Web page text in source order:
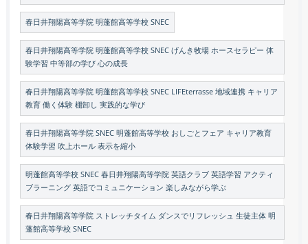
春日井翔陽高等学院 明蓬館高等学校 SNEC
春日井翔陽高等学院 明蓬館高等学校 SNEC げんき牧場 ホースセラピー 体
験学習 中等部の学び 心の成長
春日井翔陽高等学院 明蓬館高等学校 SNEC LIFEterrasse 地域連携 キャリア
教育 働く体験 棚卸し 実践的な学び
春日井翔陽高等学院 SNEC 明蓬館高等学校 おしごとフェア キャリア教育
体験学習 吹上ホール 表示を縮小
明蓬館高等学校 SNEC 春日井翔陽高等学院 英語クラブ 英語学習 アクティ
ブラーニング 英語でコミュニケーション 楽しみながら学ぶ
春日井翔陽高等学院 ストレッチタイム ダンスでリフレッシュ 生徒主体 明
蓬館高等学校 SNEC